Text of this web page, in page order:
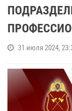
31 июля 2024,